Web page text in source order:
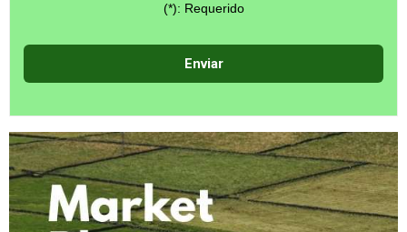
(*): Requerido